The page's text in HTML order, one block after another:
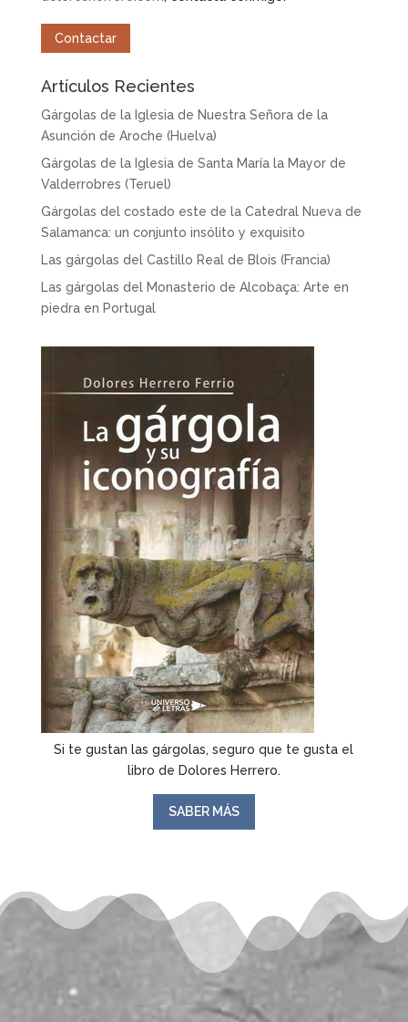
Contactar
Artículos Recientes
Gárgolas de la Iglesia de Nuestra Señora de la
Asunción de Aroche (Huelva)
Gárgolas de la Iglesia de Santa María la Mayor de
Valderrobres (Teruel)
Gárgolas del costado este de la Catedral Nueva de
Salamanca: un conjunto insólito y exquisito
Las gárgolas del Castillo Real de Blois (Francia)
Las gárgolas del Monasterio de Alcobaça: Arte en
piedra en Portugal
Si te gustan las gárgolas, seguro que te gusta el
libro de Dolores Herrero.
SABER MÁS